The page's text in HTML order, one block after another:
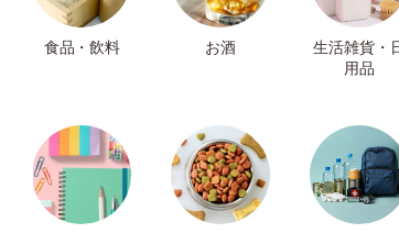
食品・飲料 お酒
生活雑貨・
用品